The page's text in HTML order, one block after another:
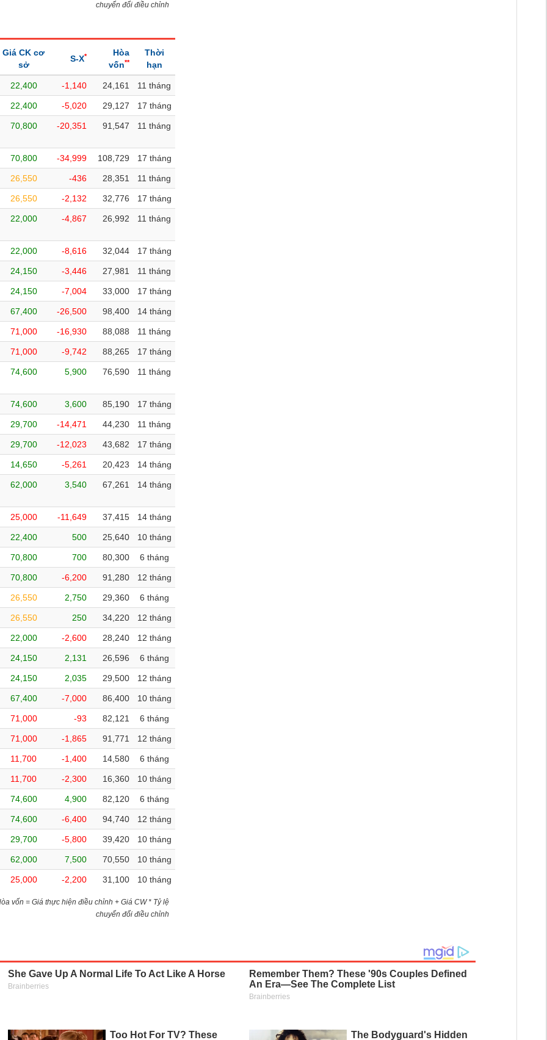
chuyển đổi điều chỉnh
Giá CK cơ
sở
S-X*
Hòa
vốn**
Thời
hạn
22,400 -1,140 24,161 11 tháng
22,400 -5,020 29,127 17 tháng
70,800 -20,351 91,547 11 tháng
70,800 -34,999 108,729 17 tháng
26,550 -436 28,351 11 tháng
26,550 -2,132 32,776 17 tháng
22,000 -4,867 26,992 11 tháng
22,000 -8,616 32,044 17 tháng
24,150 -3,446 27,981 11 tháng
24,150 -7,004 33,000 17 tháng
67,400 -26,500 98,400 14 tháng
71,000 -16,930 88,088 11 tháng
71,000 -9,742 88,265 17 tháng
74,600 5,900 76,590 11 tháng
74,600 3,600 85,190 17 tháng
29,700 -14,471 44,230 11 tháng
29,700 -12,023 43,682 17 tháng
14,650 -5,261 20,423 14 tháng
62,000 3,540 67,261 14 tháng
25,000 -11,649 37,415 14 tháng
22,400 500 25,640 10 tháng
70,800 700 80,300 6 tháng
70,800 -6,200 91,280 12 tháng
26,550 2,750 29,360 6 tháng
26,550 250 34,220 12 tháng
22,000 -2,600 28,240 12 tháng
24,150 2,131 26,596 6 tháng
24,150 2,035 29,500 12 tháng
67,400 -7,000 86,400 10 tháng
71,000 -93 82,121 6 tháng
71,000 -1,865 91,771 12 tháng
11,700 -1,400 14,580 6 tháng
11,700 -2,300 16,360 10 tháng
74,600 4,900 82,120 6 tháng
74,600 -6,400 94,740 12 tháng
29,700 -5,800 39,420 10 tháng
62,000 7,500 70,550 10 tháng
25,000 -2,200 31,100 10 tháng
vốn = Giá thực hiện điều chỉnh + Giá CW * Tỷ lệ
chuyển đổi điều chỉnh